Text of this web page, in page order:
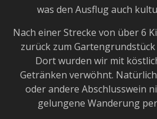
was den Ausflug auch
Nach einer Strecke von über 6
zurück zum Gartengrundstück
Dort wurden wir mit
Getränken verwöhnt.
oder andere Abschlusswein
gelungene Wanderung